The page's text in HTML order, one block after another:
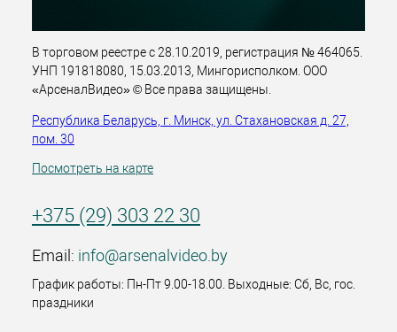
В торговом реестре с 28.10.2019, регистрация № 464065.
УНП 191818080, 15.03.2013, Мингорисполком. ООО
«АрсеналВидео» © Все права защищены.
Республика Беларусь, г. Минск, ул. Стахановская д. 27,
пом. 30
Посмотреть на карте
+375 (29) 303 22 30
Email: info@arsenalvideo.by
График работы: Пн-Пт 9.00-18.00. Выходные: Сб, Вс, гос.
праздники